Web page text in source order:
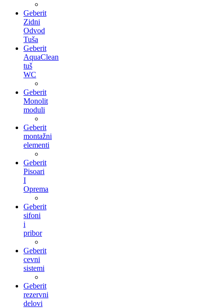
Geberit
Zidni
Odvod
Tuša
Geberit
AquaClean
tuš
WC
Geberit
Monolit
moduli
Geberit
montažni
elementi
Geberit
Pisoari
I
Oprema
Geberit
sifoni
i
pribor
Geberit
cevni
sistemi
Geberit
rezervni
delovi